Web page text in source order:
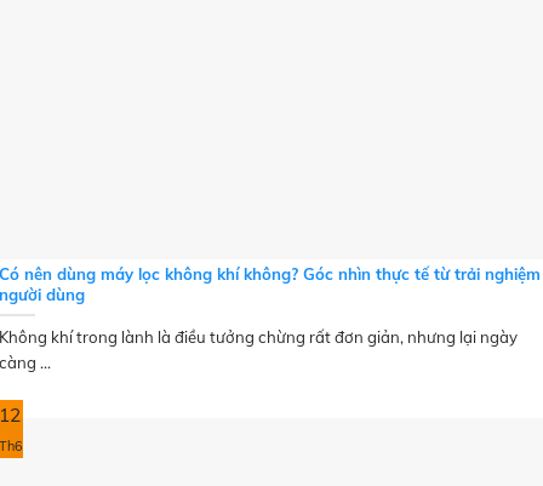
Có nên dùng máy lọc không khí không? Góc nhìn thực tế từ trải nghiệm
người dùng
Không khí trong lành là điều tưởng chừng rất đơn giản, nhưng lại ngày
càng ...
12
Th6